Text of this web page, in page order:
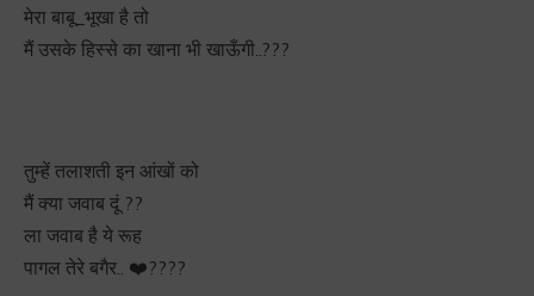
मेरा बाबू_भूखा है तो
मैं उसके हिस्से का खाना भी खाऊँगी..???
तुम्हें तलाशती इन आंखों को
मैं क्या जवाब दूं ??
ला जवाब है ये रूह
पागल तेरे बगैर.. ❤️????